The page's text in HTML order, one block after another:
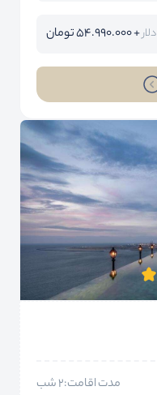
دلار+ 54.990.000 تومان
مدت اقامت:2 شب